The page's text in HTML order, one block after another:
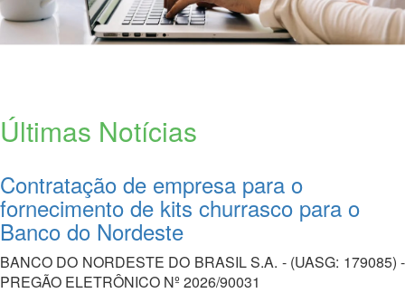
Últimas Notícias
Contratação de empresa para o
fornecimento de kits churrasco para o
Banco do Nordeste
BANCO DO NORDESTE DO BRASIL S.A. - (UASG: 179085) -
PREGÃO ELETRÔNICO Nº 2026/90031